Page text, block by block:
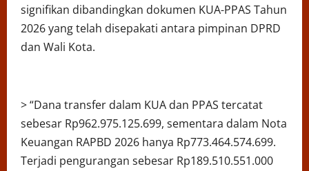
signifikan dibandingkan dokumen KUA-PPAS Tahun
2026 yang telah disepakati antara pimpinan DPRD
dan Wali Kota.
> “Dana transfer dalam KUA dan PPAS tercatat
sebesar Rp962.975.125.699, sementara dalam Nota
Keuangan RAPBD 2026 hanya Rp773.464.574.699.
Terjadi pengurangan sebesar Rp189.510.551.000